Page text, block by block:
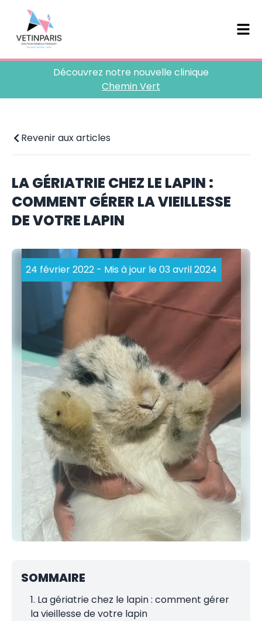
Découvrez notre nouvelle clinique
Chemin Vert
Revenir aux articles
LA GÉRIATRIE CHEZ LE LAPIN :
COMMENT GÉRER LA VIEILLESSE
DE VOTRE LAPIN
24 février 2022 - Mis à jour le 03 avril 2024
SOMMAIRE
1. La gériatrie chez le lapin : comment gérer
la vieillesse de votre lapin